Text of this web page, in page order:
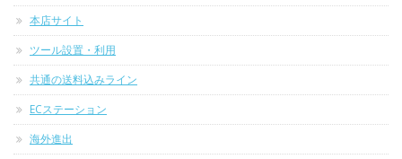
本店サイト
ツール設置・利用
共通の送料込みライン
ECステーション
海外進出